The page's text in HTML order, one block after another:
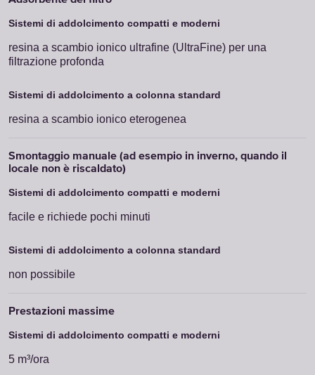
resina a scambio ionico ultrafine (UltraFine) per una
filtrazione profonda
resina a scambio ionico eterogenea
facile e richiede pochi minuti
non possibile
5 m³/ora